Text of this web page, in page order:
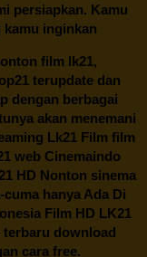
persiapkan. Kamu
kamu inginkan
film lk21,
terupdate dan
dengan berbagai
akan menemani
Lk21 Film film
web Cinemaindo
HD Nonton sinema
hanya Ada Di
Film HD LK21
download
cara free.